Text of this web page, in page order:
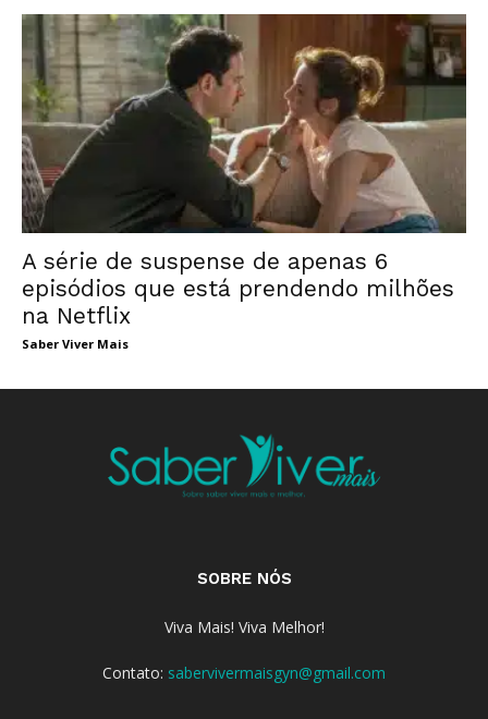
A série de suspense de apenas 6
episódios que está prendendo milhões
na Netflix
Saber Viver Mais
SOBRE NÓS
Viva Mais! Viva Melhor!
Contato: sabervivermaisgyn@gmail.com